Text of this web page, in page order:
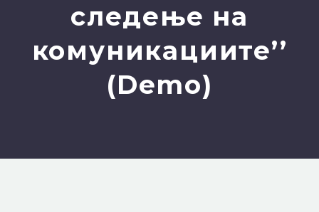
следење на
комуникациите’’
(Demo)